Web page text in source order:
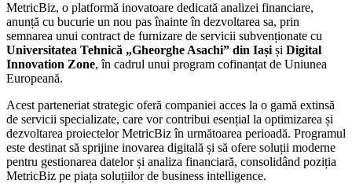
MetricBiz, o platformă inovatoare dedicată analizei financiare,
anunță cu bucurie un nou pas înainte în dezvoltarea sa, prin
semnarea unui contract de furnizare de servicii subvenționate cu
Universitatea Tehnică „Gheorghe Asachi” din Iași și Digital
Innovation Zone, în cadrul unui program cofinanțat de Uniunea
Europeană.
Acest parteneriat strategic oferă companiei acces la o gamă extinsă
de servicii specializate, care vor contribui esențial la optimizarea și
dezvoltarea proiectelor MetricBiz în următoarea perioadă. Programul
este destinat să sprijine inovarea digitală și să ofere soluții moderne
pentru gestionarea datelor și analiza financiară, consolidând poziția
MetricBiz pe piața soluțiilor de business intelligence.